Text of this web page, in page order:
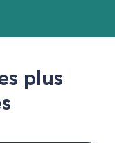
plus